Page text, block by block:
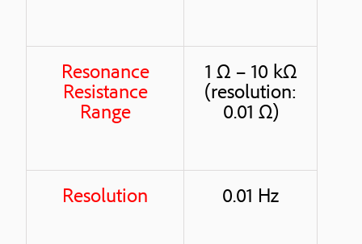
Resonance
Resistance
Range
1 Ω – 10 kΩ
(resolution:
0.01 Ω)
Resolution 0.01 Hz